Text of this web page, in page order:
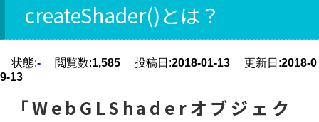
createShader()とは？
状態:- 閲覧数:1,585 投稿日:2018-01-13 更新日:2018-0
9-13
「WebGLShaderオブジェク